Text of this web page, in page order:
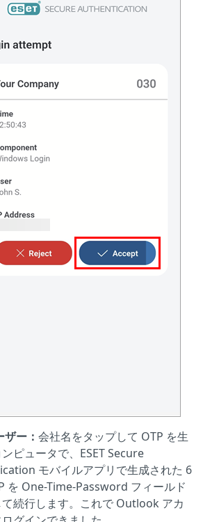
ー： 会社名をタップして OTP を生
ピュータで、ESET Secure
モバイルアプリで生成された 6
を One-Time-Password フィールド
続行します。これで Outlook アカ